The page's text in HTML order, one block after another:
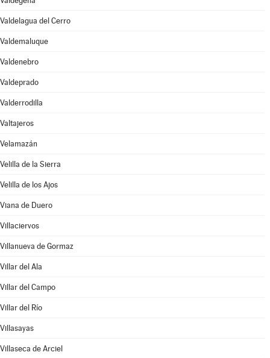
Valdelagua del Cerro
Valdemaluque
Valdenebro
Valdeprado
Valderrodilla
Valtajeros
Velamazán
Velilla de la Sierra
Velilla de los Ajos
Viana de Duero
Villaciervos
Villanueva de Gormaz
Villar del Ala
Villar del Campo
Villar del Río
Villasayas
Villaseca de Arciel